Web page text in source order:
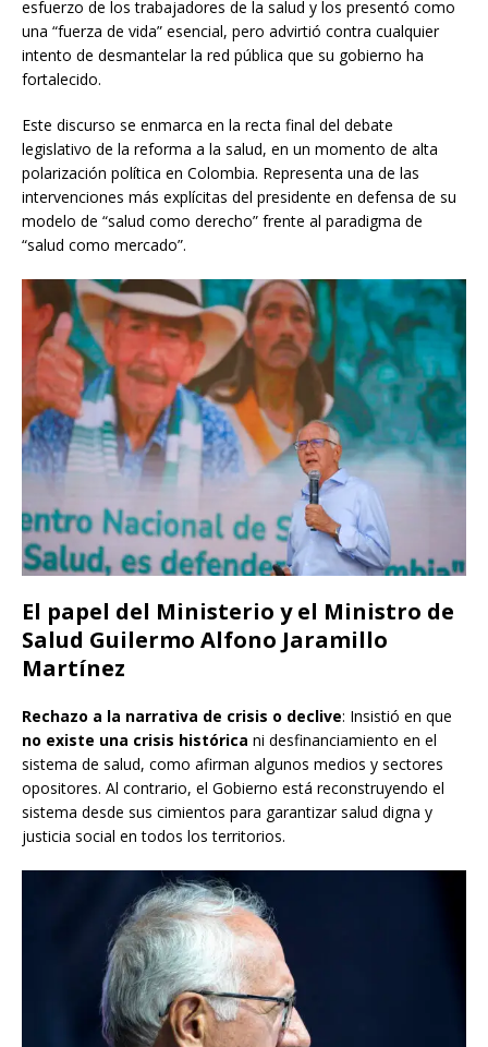
esfuerzo de los trabajadores de la salud y los presentó como
una “fuerza de vida” esencial, pero advirtió contra cualquier
intento de desmantelar la red pública que su gobierno ha
fortalecido.
Este discurso se enmarca en la recta final del debate
legislativo de la reforma a la salud, en un momento de alta
polarización política en Colombia. Representa una de las
intervenciones más explícitas del presidente en defensa de su
modelo de “salud como derecho” frente al paradigma de
“salud como mercado”.
El papel del Ministerio y el Ministro de
Salud Guilermo Alfono Jaramillo
Martínez
Rechazo a la narrativa de crisis o declive: Insistió en que
no existe una crisis histórica ni desfinanciamiento en el
sistema de salud, como afirman algunos medios y sectores
opositores. Al contrario, el Gobierno está reconstruyendo el
sistema desde sus cimientos para garantizar salud digna y
justicia social en todos los territorios.